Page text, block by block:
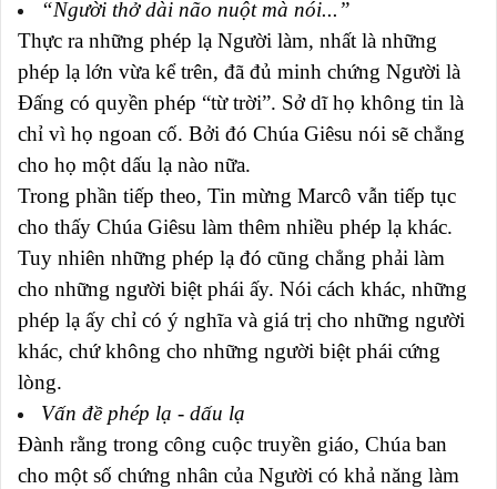
“Người thở dài não nuột mà nói...”
Thực ra những phép lạ Người làm, nhất là những
phép lạ lớn vừa kể trên, đã đủ minh chứng Người là
Đấng có quyền phép “từ trời”. Sở dĩ họ không tin là
chỉ vì họ ngoan cố. Bởi đó Chúa Giêsu nói sẽ chẳng
cho họ một dấu lạ nào nữa.
Trong phần tiếp theo, Tin mừng Marcô vẫn tiếp tục
cho thấy Chúa Giêsu làm thêm nhiều phép lạ khác.
Tuy nhiên những phép lạ đó cũng chẳng phải làm
cho những người biệt phái ấy. Nói cách khác, những
phép lạ ấy chỉ có ý nghĩa và giá trị cho những người
khác, chứ không cho những người biệt phái cứng
lòng.
Vấn đề phép lạ - dấu lạ
Đành rằng trong công cuộc truyền giáo, Chúa ban
cho một số chứng nhân của Người có khả năng làm